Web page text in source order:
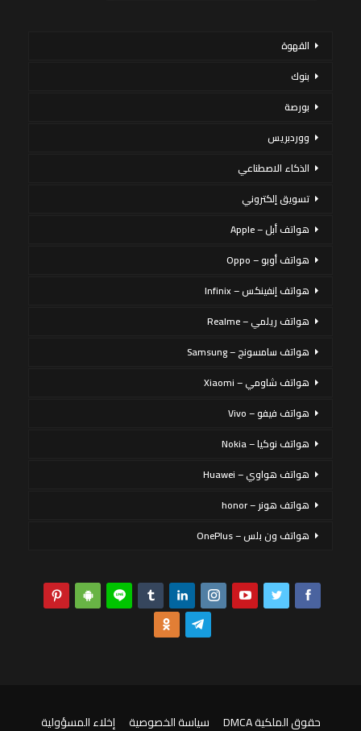
القهوة
بنوك
بورصة
ووردبريس
الذكاء الاصطناعي
تسويق إلكتروني
هواتف أبل – Apple
هواتف أوبو – Oppo
هواتف إنفينكس – Infinix
هواتف ريلمي – Realme
هواتف سامسونج – Samsung
هواتف شاومي – Xiaomi
هواتف فيفو – Vivo
هواتف نوكيا – Nokia
هواتف هواوي – Huawei
هواتف هونر – honor
هواتف ون بلس – OnePlus
حقوق الملكية DMCA سياسة الخصوصية إخلاء المسؤولية